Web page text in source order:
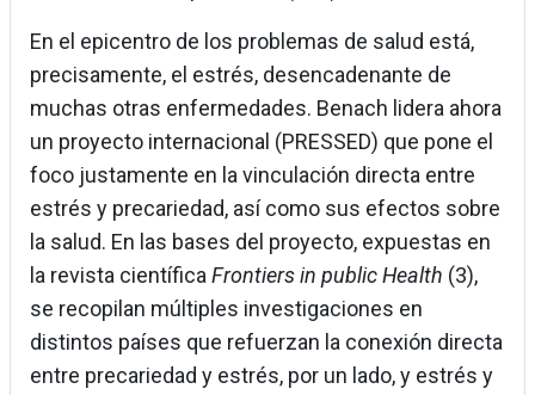
En el epicentro de los problemas de salud está,
precisamente, el estrés, desencadenante de
muchas otras enfermedades. Benach lidera ahora
un proyecto internacional (PRESSED) que pone el
foco justamente en la vinculación directa entre
estrés y precariedad, así como sus efectos sobre
la salud. En las bases del proyecto, expuestas en
la revista científicaFrontiers in public Health (3),
se recopilan múltiples investigaciones en
distintos países que refuerzan la conexión directa
entre precariedad y estrés, por un lado, y estrés y